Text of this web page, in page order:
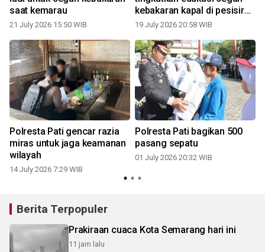
saat kemarau
21 July 2026 15:50 WIB
kebakaran kapal di pesisir
Juwana
19 July 2026 20:58 WIB
Polresta Pati gencar razia
miras untuk jaga keamanan
wilayah
14 July 2026 7:29 WIB
Polresta Pati bagikan 500
pasang sepatu
01 July 2026 20:32 WIB
Berita Terpopuler
Prakiraan cuaca Kota Semarang hari ini
11 jam lalu